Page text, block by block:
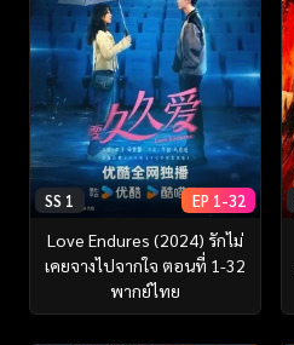
SS 1 EP 1-32
Love Endures (2024) รักไม่
เคยจางไปจากใจ ตอนที่ 1-32
พากย์ไทย